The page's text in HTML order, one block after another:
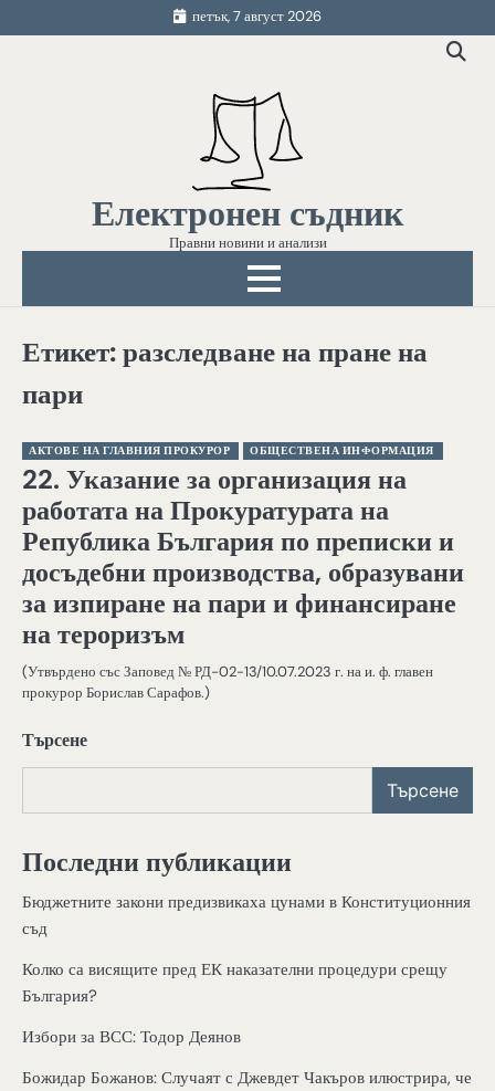
to
петък, 7 август 2026
Електронен съдник
Правни новини и анализи
Етикет:разследване на пране на
пари
АКТОВЕ НА ГЛАВНИЯ ПРОКУРОР ОБЩЕСТВЕНА ИНФОРМАЦИЯ
22. Указание за организация на
работата на Прокуратурата на
Република България по преписки и
досъдебни производства, образувани
за изпиране на пари и финансиране
на тероризъм
(Утвърдено със Заповед № РД-02-13/10.07.2023 г. на и. ф. главен
прокурор Борислав Сарафов.)
Търсене
Търсене
Последни публикации
Бюджетните закони предизвикаха цунами в Конституционния
съд
Колко са висящите пред ЕК наказателни процедури срещу
България?
Избори за ВСС: Тодор Деянов
Божидар Божанов: Случаят с Джевдет Чакъров илюстрира, че